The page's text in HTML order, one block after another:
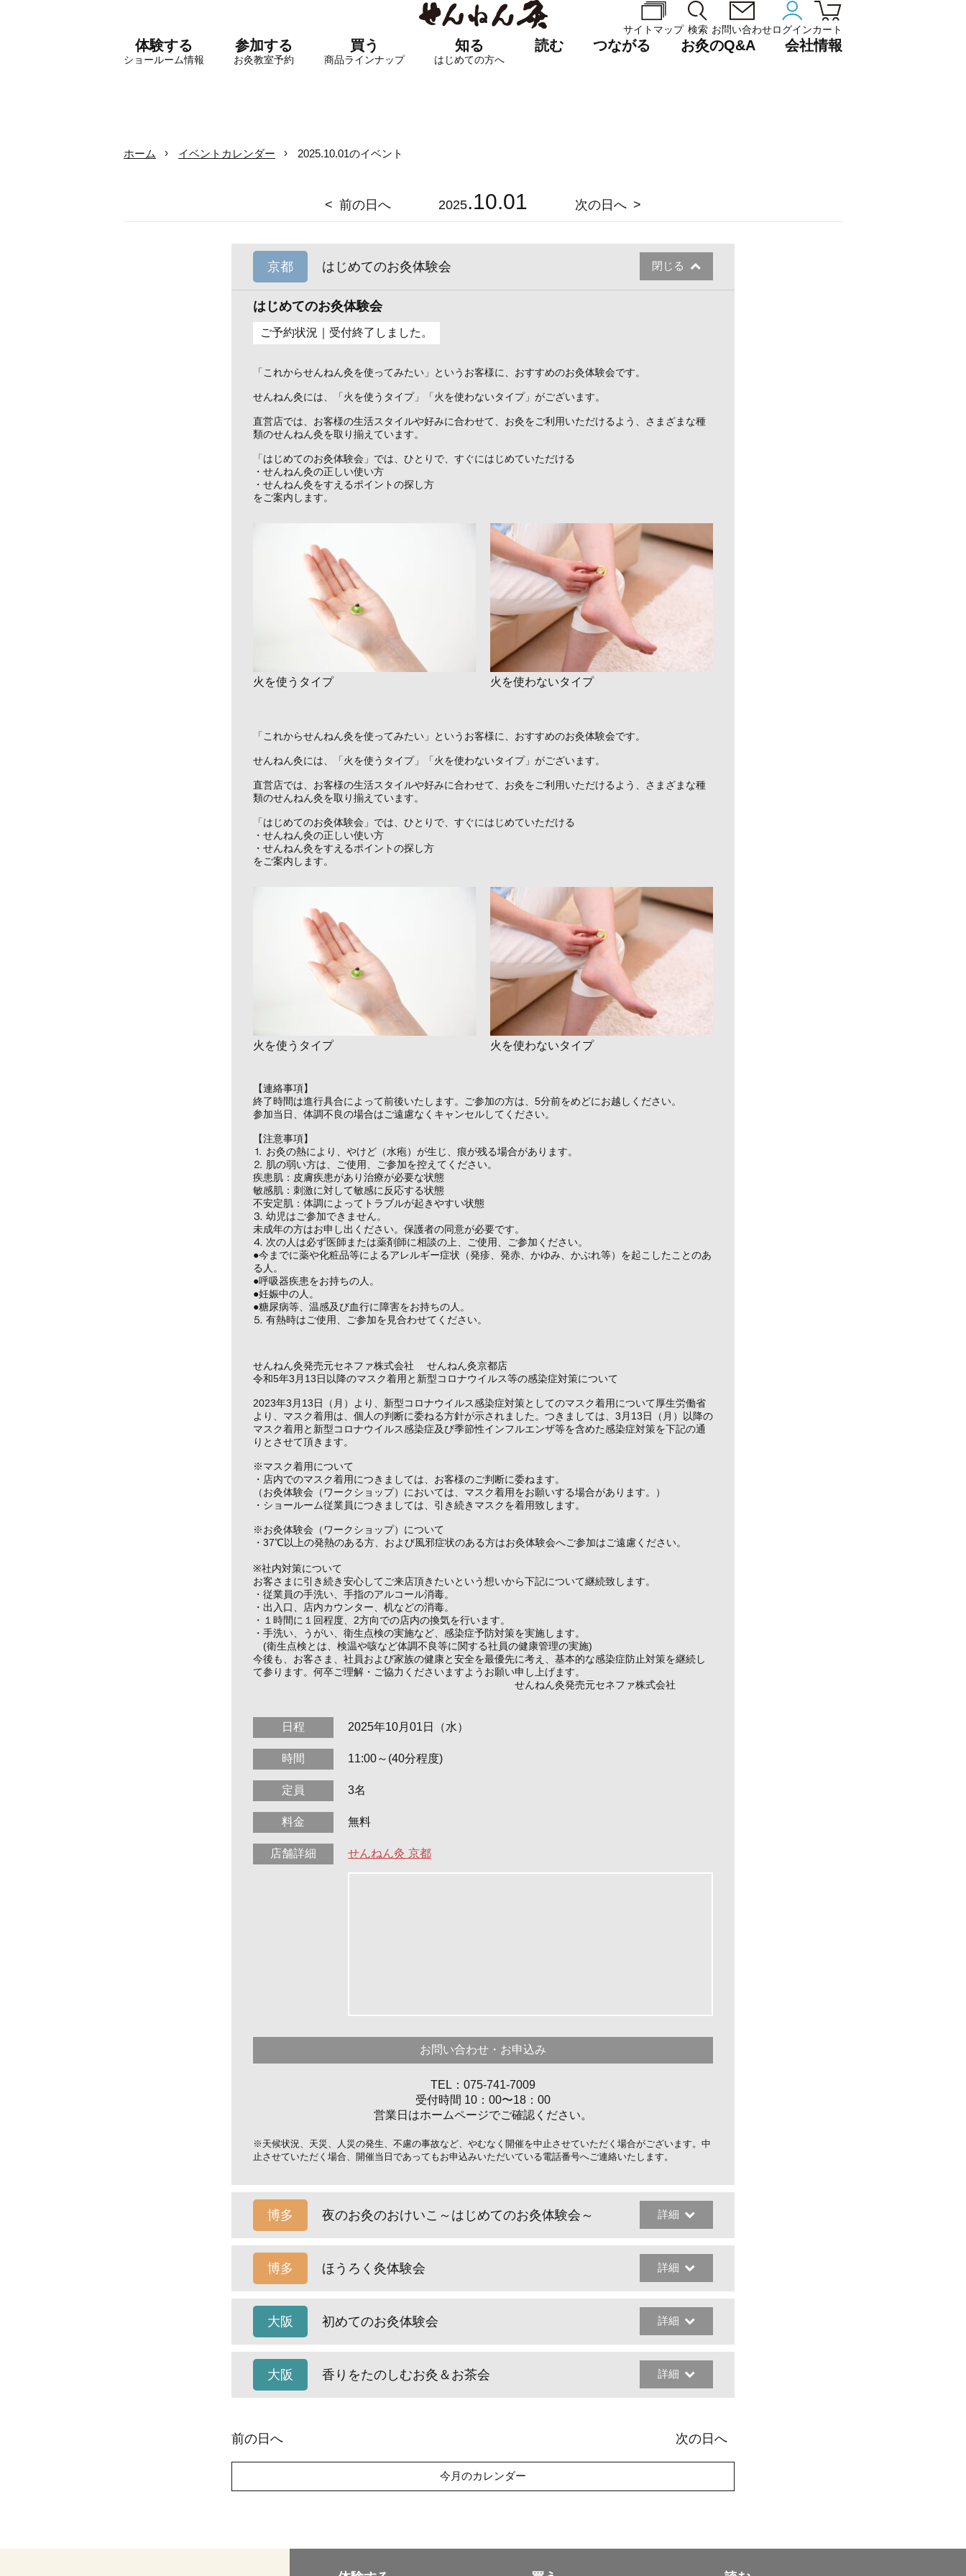
サイトマップ 検索 お問い合わせログインカート
体験する
ショールーム情報
参加する
お灸教室予約
買う
商品ラインナップ
知る
はじめての方へ
読む つながる お灸のQ&A 会社情報
ホーム イベントカレンダー 2025.10.01のイベント
前の日へ 2025.10.01 次の日へ
京都 はじめてのお灸体験会 閉じる
はじめてのお灸体験会
ご予約状況｜受付終了しました。
「これからせんねん灸を使ってみたい」というお客様に、おすすめのお灸体験会です。
せんねん灸には、「火を使うタイプ」「火を使わないタイプ」がございます。
直営店では、お客様の生活スタイルや好みに合わせて、お灸をご利用いただけるよう、さまざまな種
類のせんねん灸を取り揃えています。
「はじめてのお灸体験会」では、ひとりで、すぐにはじめていただける
・せんねん灸の正しい使い方
・せんねん灸をすえるポイントの探し方
をご案内します。
火を使うタイプ 火を使わないタイプ
「これからせんねん灸を使ってみたい」というお客様に、おすすめのお灸体験会です。
せんねん灸には、「火を使うタイプ」「火を使わないタイプ」がございます。
直営店では、お客様の生活スタイルや好みに合わせて、お灸をご利用いただけるよう、さまざまな種
類のせんねん灸を取り揃えています。
「はじめてのお灸体験会」では、ひとりで、すぐにはじめていただける
・せんねん灸の正しい使い方
・せんねん灸をすえるポイントの探し方
をご案内します。
火を使うタイプ 火を使わないタイプ
【連絡事項】
終了時間は進行具合によって前後いたします。ご参加の方は、5分前をめどにお越しください。
参加当日、体調不良の場合はご遠慮なくキャンセルしてください。
【注意事項】
⒈ お灸の熱により、やけど（水疱）が生じ、痕が残る場合があります。
⒉ 肌の弱い方は、ご使用、ご参加を控えてください。
疾患肌：皮膚疾患があり治療が必要な状態
敏感肌：刺激に対して敏感に反応する状態
不安定肌：体調によってトラブルが起きやすい状態
⒊ 幼児はご参加できません。
未成年の方はお申し出ください。保護者の同意が必要です。
⒋ 次の人は必ず医師または薬剤師に相談の上、ご使用、ご参加ください。
●今までに薬や化粧品等によるアレルギー症状（発疹、発赤、かゆみ、かぶれ等）を起こしたことのあ
る人。
●呼吸器疾患をお持ちの人。
●妊娠中の人。
●糖尿病等、温感及び血行に障害をお持ちの人。
⒌ 有熱時はご使用、ご参加を見合わせてください。
せんねん灸発売元セネファ株式会社 せんねん灸京都店
令和5年3月13日以降のマスク着用と新型コロナウイルス等の感染症対策について
2023年3月13日（月）より、新型コロナウイルス感染症対策としてのマスク着用について厚生労働省
より、マスク着用は、個人の判断に委ねる方針が示されました。つきましては、3月13日（月）以降の
マスク着用と新型コロナウイルス感染症及び季節性インフルエンザ等を含めた感染症対策を下記の通
りとさせて頂きます。
※マスク着用について
・店内でのマスク着用につきましては、お客様のご判断に委ねます。
（お灸体験会（ワークショップ）においては、マスク着用をお願いする場合があります。）
・ショールーム従業員につきましては、引き続きマスクを着用致します。
※お灸体験会（ワークショップ）について
・37℃以上の発熱のある方、および風邪症状のある方はお灸体験会へご参加はご遠慮ください。
※社内対策について
お客さまに引き続き安心してご来店頂きたいという想いから下記について継続致します。
・従業員の手洗い、手指のアルコール消毒。
・出入口、店内カウンター、机などの消毒。
・１時間に１回程度、2方向での店内の換気を行います。
・手洗い、うがい、衛生点検の実施など、感染症予防対策を実施します。
(衛生点検とは、検温や咳など体調不良等に関する社員の健康管理の実施)
今後も、お客さま、社員および家族の健康と安全を最優先に考え、基本的な感染症防止対策を継続し
て参ります。何卒ご理解・ご協力くださいますようお願い申し上げます。
せんねん灸発売元セネファ株式会社
日程 2025年10月01日（水）
時間 11:00～(40分程度)
定員 3名
料金 無料
店舗詳細 せんねん灸 京都
お問い合わせ・お申込み
TEL：075-741-7009
受付時間 10：00〜18：00
営業日はホームページでご確認ください。
※天候状況、天災、人災の発生、不慮の事故など、やむなく開催を中止させていただく場合がございます。中
止させていただく場合、開催当日であってもお申込みいただいている電話番号へご連絡いたします。
博多 夜のお灸のおけいこ～はじめてのお灸体験会～ 詳細
博多 ほうろく灸体験会 詳細
大阪 初めてのお灸体験会 詳細
大阪 香りをたのしむお灸＆お茶会 詳細
前の日へ 次の日へ
今月のカレンダー